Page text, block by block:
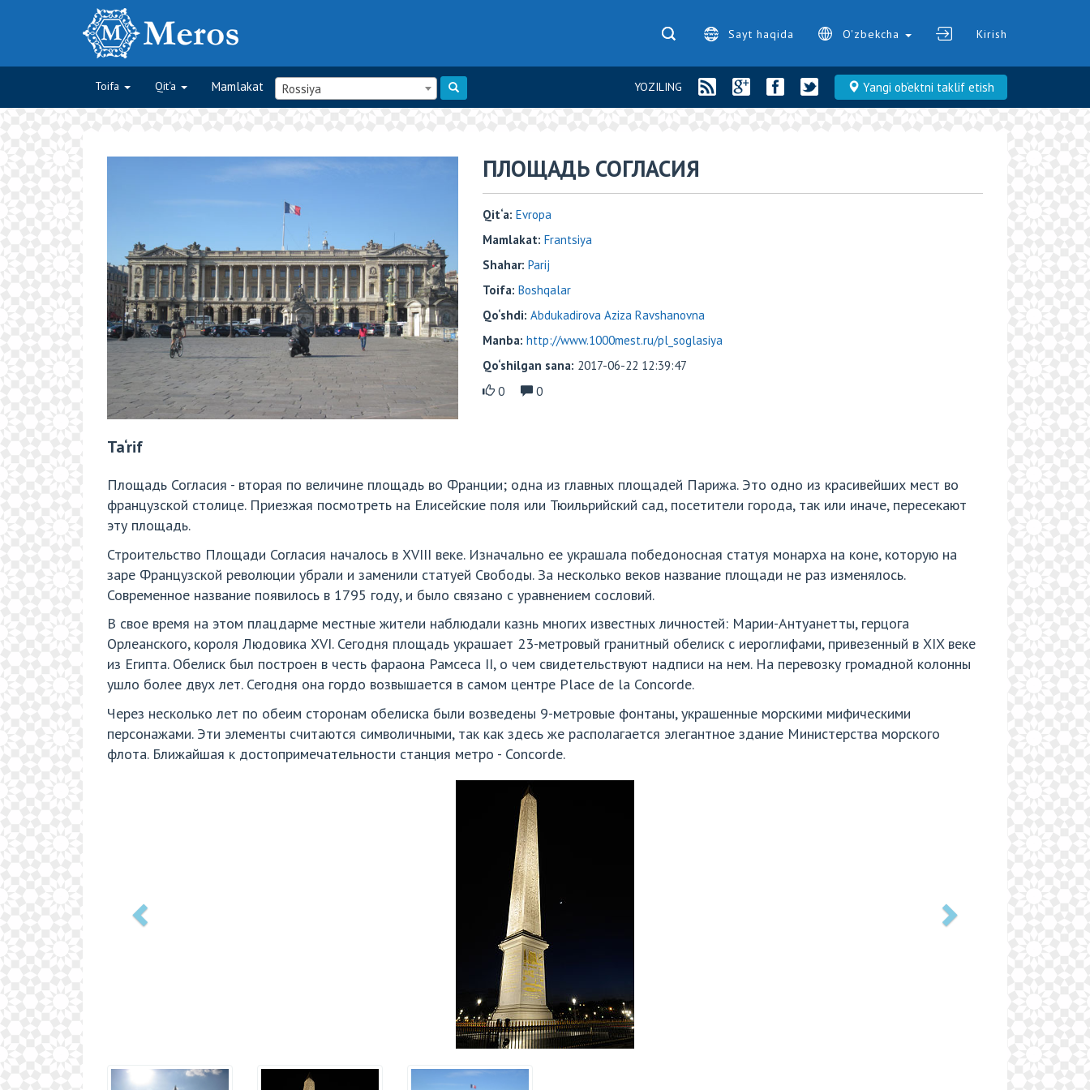
Sayt haqida O'zbekcha Kirish
Toifa Qit‘a Mamlakat Rossiya Yangi ob‘ektni taklif etish
YOZILING
​​ПЛОЩАДЬ СОГЛАСИЯ
Qit‘a: Evropa
Mamlakat: Frantsiya
Shahar: Parij
Toifa: Boshqalar
Qo‘shdi: Abdukadirova Aziza Ravshanovna
Manba: http://www.1000mest.ru/pl_soglasiya
Qo‘shilgan sana: 2017-06-22 12:39:47
0
0
Ta‘rif
Площадь Согласия - вторая по величине площадь во Франции; одна из главных площадей Парижа. Это одно из красивейших мест во
французской столице. Приезжая посмотреть на Елисейские поля или Тюильрийский сад, посетители города, так или иначе, пересекают
эту площадь.
Строительство Площади Согласия началось в XVIII веке. Изначально ее украшала победоносная статуя монарха на коне, которую на
заре Французской революции убрали и заменили статуей Свободы. За несколько веков название площади не раз изменялось.
Современное название появилось в 1795 году, и было связано с уравнением сословий.
В свое время на этом плацдарме местные жители наблюдали казнь многих известных личностей: Марии-Антуанетты, герцога
Орлеанского, короля Людовика XVI. Сегодня площадь украшает 23-метровый гранитный обелиск с иероглифами, привезенный в XIX веке
из Египта. Обелиск был построен в честь фараона Рамсеса II, о чем свидетельствуют надписи на нем. На перевозку громадной колонны
ушло более двух лет. Сегодня она гордо возвышается в самом центре Place de la Concorde.
Через несколько лет по обеим сторонам обелиска были возведены 9-метровые фонтаны, украшенные морскими мифическими
персонажами. Эти элементы считаются символичными, так как здесь же располагается элегантное здание Министерства морского
флота. Ближайшая к достопримечательности станция метро - Concorde.